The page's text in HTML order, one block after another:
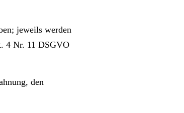
jeweils werden
4 Nr. 11 DSGVO
den